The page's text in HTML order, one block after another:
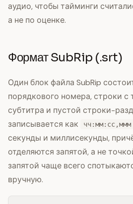
аудио, чтобы тайминги
а не по оценке.
Формат SubRip (.srt)
Один блок файла SubRip
порядкового номера, строки
субтитра и пустой строки-
записывается как
чч:мм:сс,ммм
секунды и миллисекунды,
отделяются запятой, а не
запятой чаще всего
вручную.